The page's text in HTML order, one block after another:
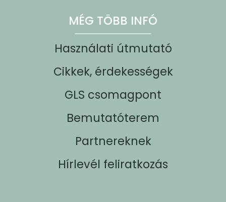
MÉG TÖBB INFÓ
Használati útmutató
Cikkek, érdekességek
GLS csomagpont
Bemutatóterem
Partnereknek
Hírlevél feliratkozás